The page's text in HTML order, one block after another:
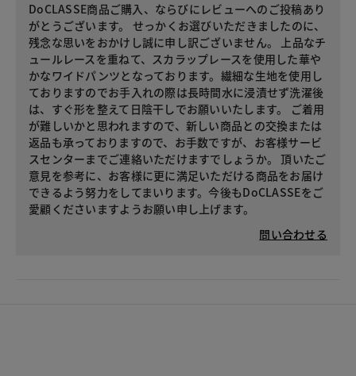
DoCLASSE商品ご購入、ならびにレビューへのご投稿あり
がとうございます。 せっかくお選びいただきましたのに、
残念な思いをおかけし誠に申し訳ございません。 上品なチ
ュールレースを重ねて、スカラップレースを使用した華や
かなワイドパンツとなっております。繊細な生地を使用し
ておりますのでお手入れの際は長時間水に浸漬せず洗濯後
は、すぐ形を整えて日陰干しでお願いいたします。 ご着用
が難しいかと思われますので、新しい商品との交換または
返品も承っておりますので、お手数ですが、お客様サービ
スセンターまでご連絡いただけますでしょうか。 頂いたご
意見を参考に、お客様に更に満足いただける商品をお届け
できるよう努力をしてまいります。今後もDoCLASSEをご
愛顧くださいますようお願い申し上げます。
問い合わせる